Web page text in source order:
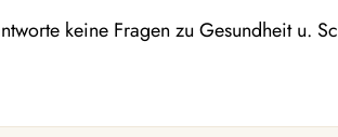
keine Fragen zu Gesundheit u.